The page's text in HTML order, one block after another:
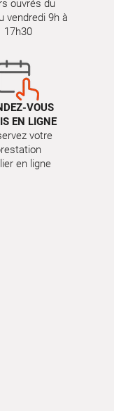
ouvrés du
vendredi 9h à
17h30
VOUS
EN LIGNE
votre
en ligne